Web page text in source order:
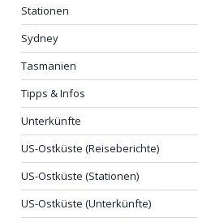
Stationen
Sydney
Tasmanien
Tipps & Infos
Unterkünfte
US-Ostküste (Reiseberichte)
US-Ostküste (Stationen)
US-Ostküste (Unterkünfte)